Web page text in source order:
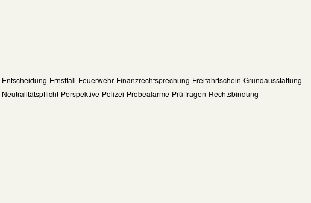
Entscheidung Ernstfall Feuerwehr Finanzrechtsprechung Freifahrtschein Grundausstattung
Neutralitätspflicht Perspektive Polizei Probealarme Prüffragen Rechtsbindung